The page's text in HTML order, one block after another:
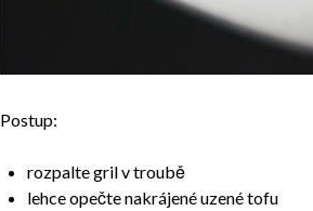
Postup:
rozpalte gril v troubě
lehce opečte nakrájené uzené tofu